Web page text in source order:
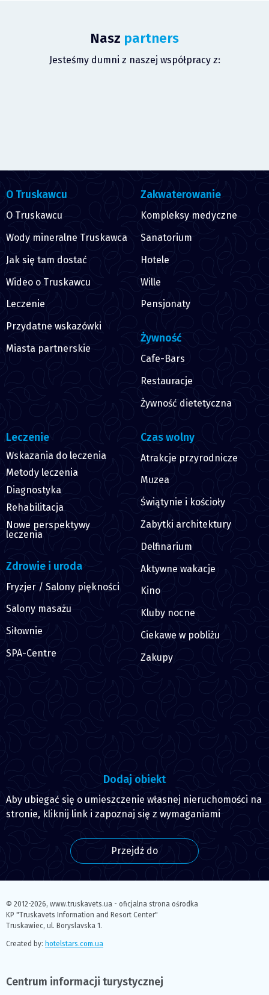
Nasz partners
Jesteśmy dumni z naszej współpracy z:
O Truskawcu
O Truskawcu
Wody mineralne Truskawca
Jak się tam dostać
Wideo o Truskawcu
Leczenie
Przydatne wskazówki
Miasta partnerskie
Zakwaterowanie
Kompleksy medyczne
Sanatorium
Hotele
Wille
Pensjonaty
Żywność
Cafe-Bars
Restauracje
Żywność dietetyczna
Leczenie
Wskazania do leczenia
Metody leczenia
Diagnostyka
Rehabilitacja
Nowe perspektywy
leczenia
Zdrowie i uroda
Fryzjer / Salony piękności
Salony masażu
Siłownie
SPA-Centre
Czas wolny
Atrakcje przyrodnicze
Muzea
Świątynie i kościoły
Zabytki architektury
Delfinarium
Aktywne wakacje
Kino
Kluby nocne
Ciekawe w pobliżu
Zakupy
Dodaj obiekt
Aby ubiegać się o umieszczenie własnej nieruchomości na
stronie, kliknij link i zapoznaj się z wymaganiami
Przejdź do
© 2012-2026, www.truskavets.ua - oficjalna strona ośrodka
KP "Truskavets Information and Resort Center"
Truskawiec, ul. Boryslavska 1.
Created by: hotelstars.com.ua
Centrum informacji turystycznej